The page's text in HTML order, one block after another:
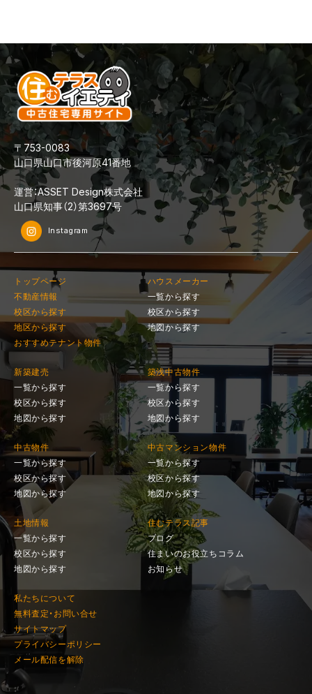
〒753-0083
山口県山口市後河原41番地
運営：ASSET Design株式会社
山口県知事（2）第3697号
Instagram
トップページ
不動産情報
校区から探す
地区から探す
おすすめテナント物件
ハウスメーカー
一覧から探す
校区から探す
地図から探す
新築建売
一覧から探す
校区から探す
地図から探す
築浅中古物件
一覧から探す
校区から探す
地図から探す
中古物件
一覧から探す
校区から探す
地図から探す
中古マンション物件
一覧から探す
校区から探す
地図から探す
土地情報
一覧から探す
校区から探す
地図から探す
住むテラス記事
ブログ
住まいのお役立ちコラム
お知らせ
私たちについて
無料査定・お問い合せ
サイトマップ
プライバシーポリシー
メール配信を解除